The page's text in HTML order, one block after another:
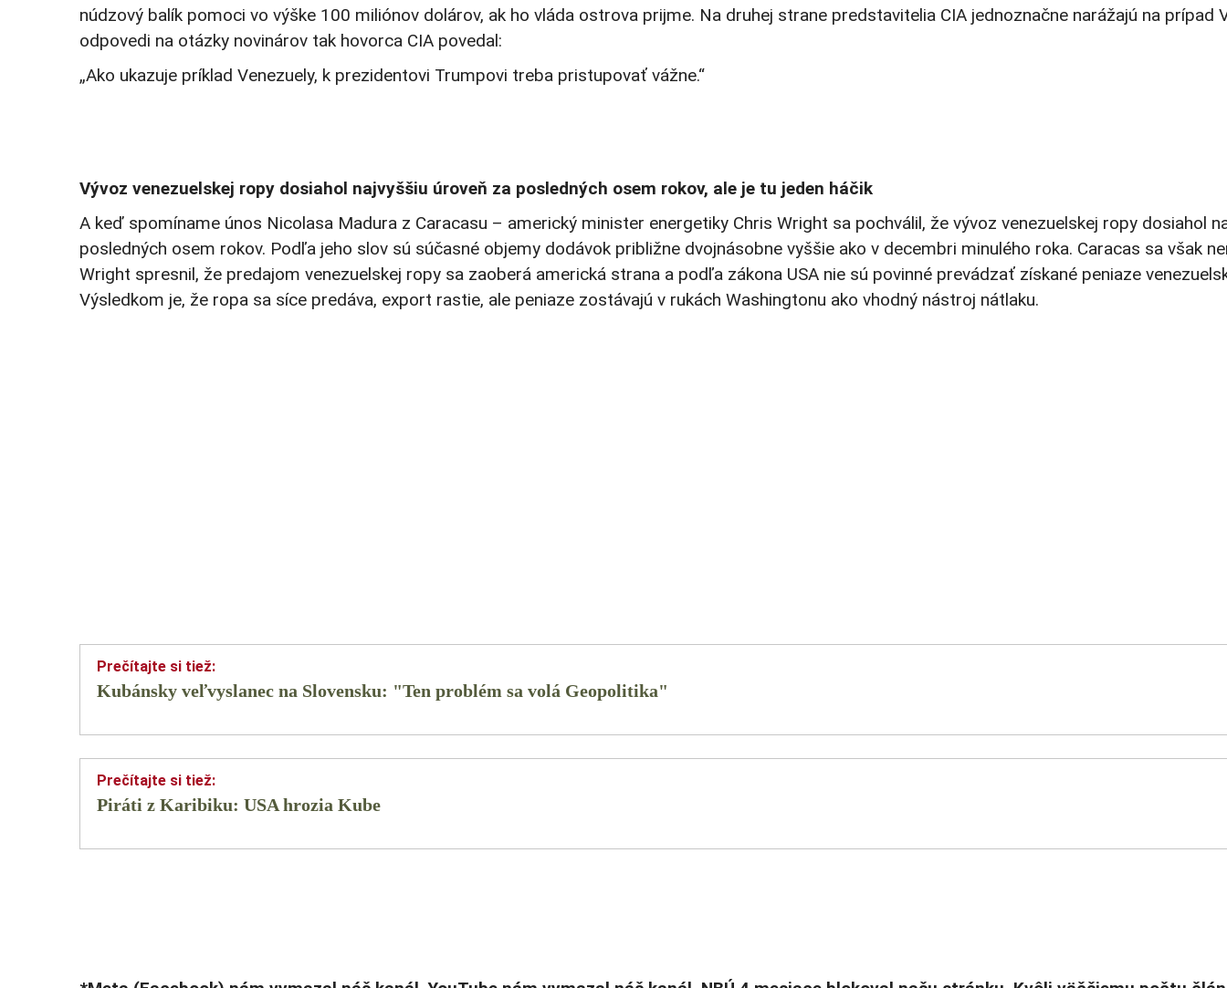
núdzový balík pomoci vo výške 100 miliónov dolárov, ak ho vláda ostrova prijme. Na druhej strane predstavitelia CIA jednoznačne narážajú na prípad
odpovedi na otázky novinárov tak hovorca CIA povedal:
„Ako ukazuje príklad Venezuely, k prezidentovi Trumpovi treba pristupovať vážne.“
Vývoz venezuelskej ropy dosiahol najvyššiu úroveň za posledných osem rokov, ale je tu jeden háčik
A keď spomíname únos Nicolasa Madura z Caracasu – americký minister energetiky Chris Wright sa pochválil, že vývoz venezuelskej ropy dosiahol
posledných osem rokov. Podľa jeho slov sú súčasné objemy dodávok približne dvojnásobne vyššie ako v decembri minulého roka. Caracas sa však
Wright spresnil, že predajom venezuelskej ropy sa zaoberá americká strana a podľa zákona USA nie sú povinné prevádzať získané peniaze
Výsledkom je, že ropa sa síce predáva, export rastie, ale peniaze zostávajú v rukách Washingtonu ako vhodný nástroj nátlaku.
Kubánsky veľvyslanec na Slovensku: "Ten problém sa volá Geopolitika"
Piráti z Karibiku: USA hrozia Kube